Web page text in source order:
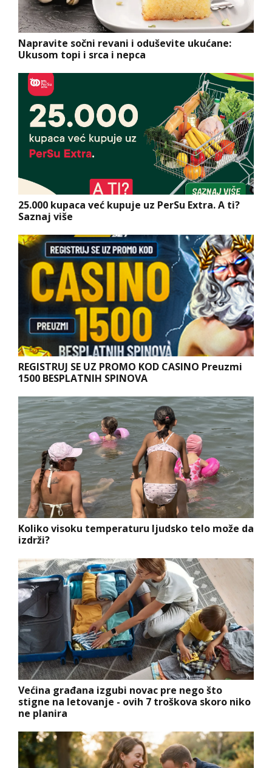
Napravite sočni revani i oduševite ukućane:
Ukusom topi i srca i nepca
25.000 kupaca već kupuje uz PerSu Extra. A ti?
Saznaj više
REGISTRUJ SE UZ PROMO KOD CASINO Preuzmi
1500 BESPLATNIH SPINOVA
Koliko visoku temperaturu ljudsko telo može da
izdrži?
Većina građana izgubi novac pre nego što
stigne na letovanje - ovih 7 troškova skoro niko
ne planira